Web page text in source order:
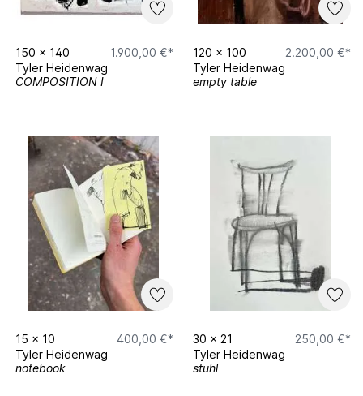
150 x 140
1.900,00 €*
Tyler Heidenwag
COMPOSITION I
120 x 100
2.200,00 €*
Tyler Heidenwag
empty table
15 x 10
400,00 €*
Tyler Heidenwag
notebook
30 x 21
250,00 €*
Tyler Heidenwag
stuhl